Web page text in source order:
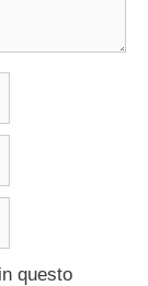
questo